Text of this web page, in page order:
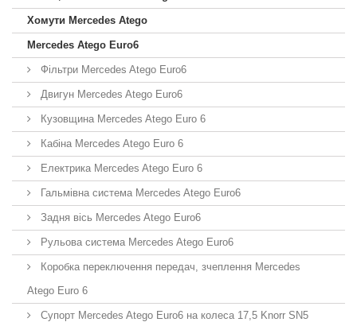
Хомути Mercedes Atego
Mercedes Atego Euro6
Фільтри Mercedes Atego Euro6
Двигун Mercedes Atego Euro6
Кузовщина Mercedes Atego Euro 6
Кабіна Mercedes Atego Euro 6
Електрика Mercedes Atego Euro 6
Гальмівна система Mercedes Atego Euro6
Задня вісь Mercedes Atego Euro6
Рульова система Mercedes Atego Euro6
Коробка переключення передач, зчеплення Mercedes
Atego Euro 6
Супорт Mercedes Atego Euro6 на колеса 17,5 Knorr SN5